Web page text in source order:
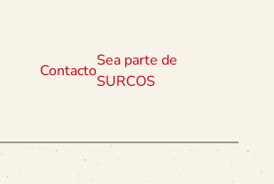
Contacto
Sea parte de
SURCOS